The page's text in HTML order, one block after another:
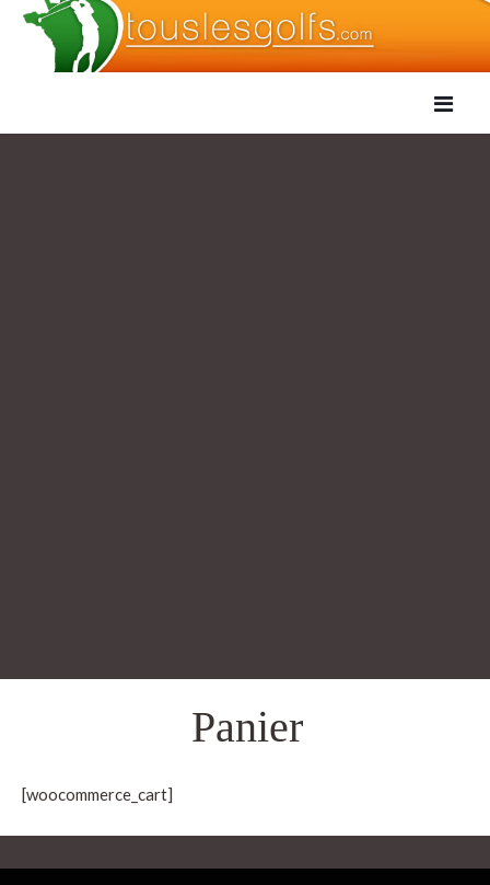
Panier
[woocommerce_cart]